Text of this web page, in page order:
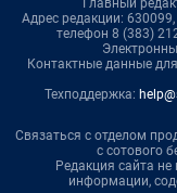
Адрес редакции:
телефон 8 (383)
Контактные данные
Техподдержка:
Связаться с отделом
с сотового
Редакция сайта не
информации,